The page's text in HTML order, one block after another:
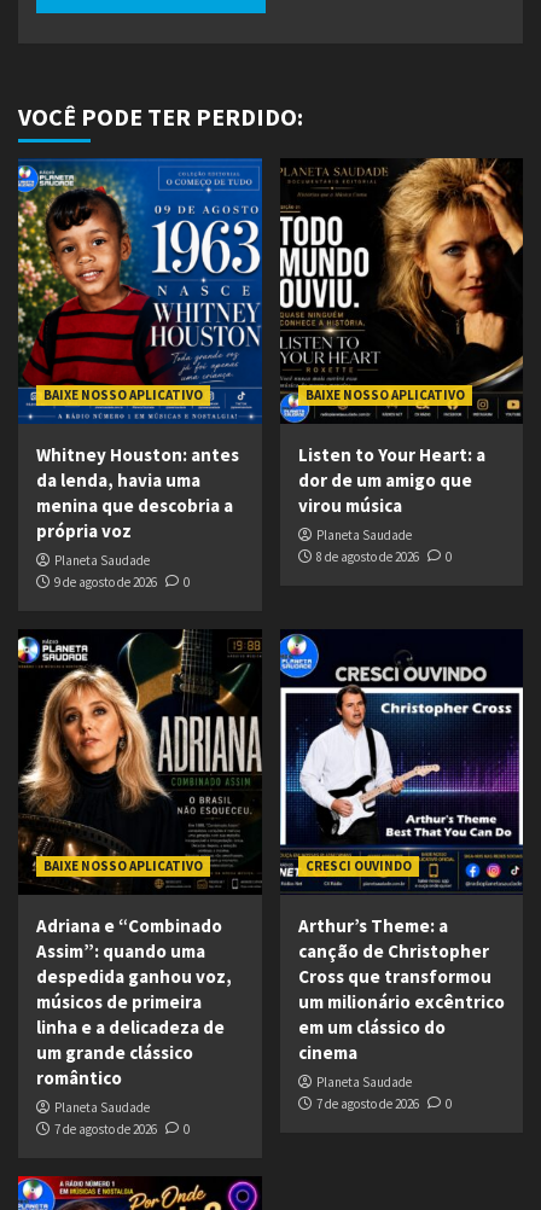
VOCÊ PODE TER PERDIDO:
BAIXE NOSSO APLICATIVO
Whitney Houston: antes
da lenda, havia uma
menina que descobria a
própria voz
Planeta Saudade
9 de agosto de 2026
0
BAIXE NOSSO APLICATIVO
Listen to Your Heart: a
dor de um amigo que
virou música
Planeta Saudade
8 de agosto de 2026
0
BAIXE NOSSO APLICATIVO
Adriana e “Combinado
Assim”: quando uma
despedida ganhou voz,
músicos de primeira
linha e a delicadeza de
um grande clássico
romântico
Planeta Saudade
7 de agosto de 2026
0
CRESCI OUVINDO
Arthur’s Theme: a
canção de Christopher
Cross que transformou
um milionário excêntrico
em um clássico do
cinema
Planeta Saudade
7 de agosto de 2026
0